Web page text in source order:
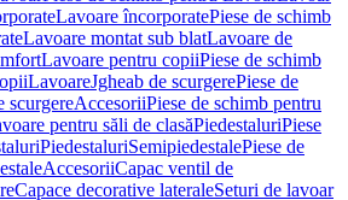
Lavoare încorporatePiese de schimb
Lavoare montat sub blatLavoare de
Lavoare pentru copiiPiese de schimb
LavoareJgheab de scurgerePiese de
scurgereAccesoriiPiese de schimb pentru
pentru săli de clasăPiedestaluriPiese
PiedestaluriSemipiedestalePiese de
AccesoriiCapac ventil de
Capace decorative lateraleSeturi de lavoar